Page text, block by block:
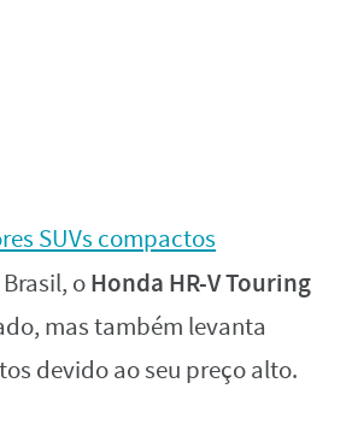
SUVs compactos
oHonda HR-V Touring
mas também levanta
devido ao seu preço alto.